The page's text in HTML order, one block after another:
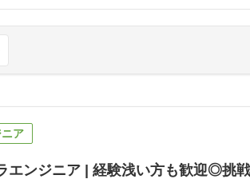
ア
エンジニア | 経験浅い方も歓迎◎挑